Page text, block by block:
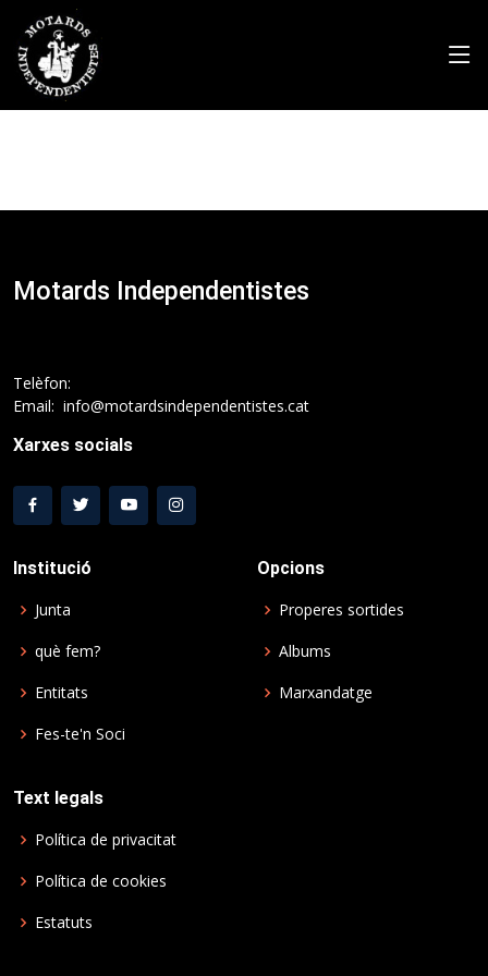
Motards Independentistes
Telèfon:
Email: info@motardsindependentistes.cat
Xarxes socials
Institució
Junta
què fem?
Entitats
Fes-te'n Soci
Opcions
Properes sortides
Albums
Marxandatge
Text legals
Política de privacitat
Política de cookies
Estatuts